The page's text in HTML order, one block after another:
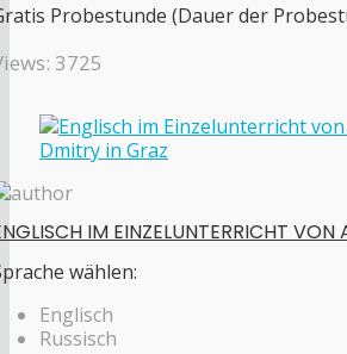
Probestunde (Dauer der
3725
IM EINZELUNTERRICHT VON
wählen:
Englisch
Russisch